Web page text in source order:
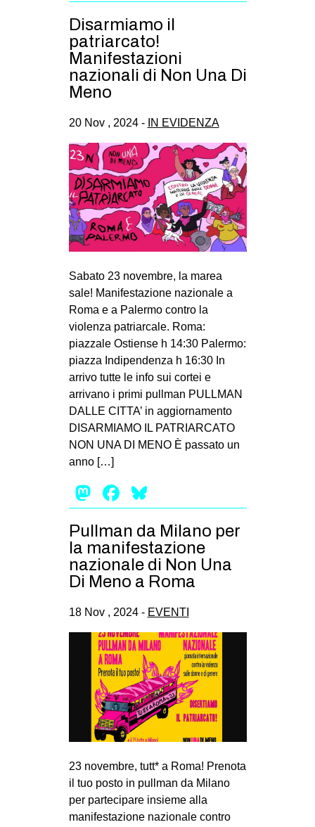
Disarmiamo il
patriarcato!
Manifestazioni
nazionali di Non Una Di
Meno
20 Nov , 2024 - IN EVIDENZA
Sabato 23 novembre, la marea
sale! Manifestazione nazionale a
Roma e a Palermo contro la
violenza patriarcale. Roma:
piazzale Ostiense h 14:30 Palermo:
piazza Indipendenza h 16:30 In
arrivo tutte le info sui cortei e
arrivano i primi pullman PULLMAN
DALLE CITTA’ in aggiornamento
DISARMIAMO IL PATRIARCATO
NON UNA DI MENO È passato un
anno […]
Mastodon
Facebook
Pullman da Milano per
la manifestazione
nazionale di Non Una
Di Meno a Roma
18 Nov , 2024 - EVENTI
23 novembre, tutt* a Roma! Prenota
il tuo posto in pullman da Milano
per partecipare insieme alla
manifestazione nazionale contro